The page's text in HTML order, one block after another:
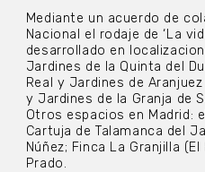
Mediante un acuerdo de
Nacional el rodaje de ‘La
desarrollado en
Jardines de la Quinta del
Real y Jardines de
y Jardines de la Granja de
Otros espacios en Madrid:
Cartuja de Talamanca del
Núñez; Finca La Granjilla
Prado.